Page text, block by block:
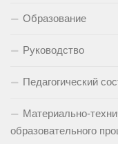
Образование
Руководство
Педагогический
Материально-
образовательного